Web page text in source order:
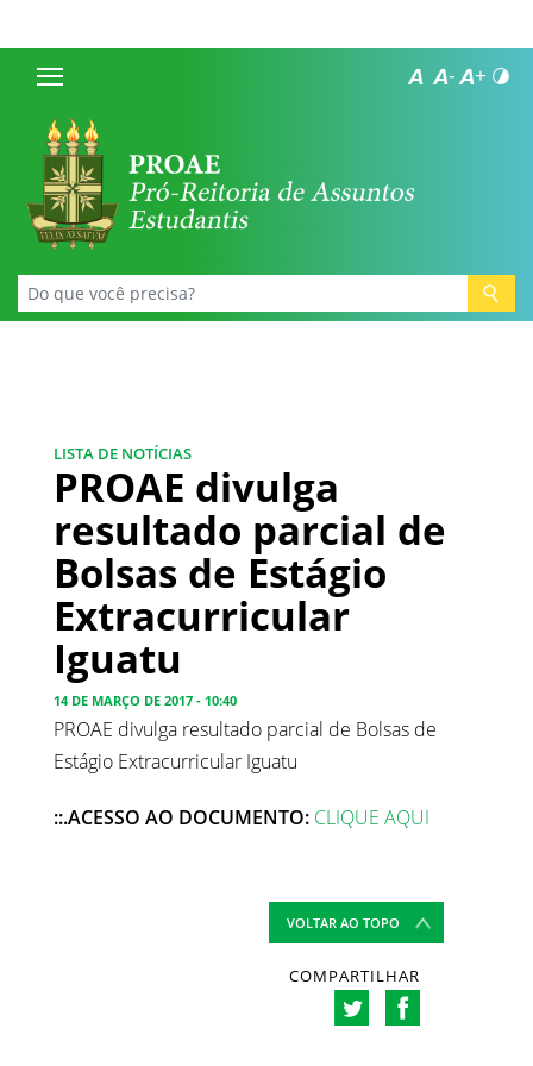
LISTA DE NOTÍCIAS
PROAE divulga
resultado parcial de
Bolsas de Estágio
Extracurricular
Iguatu
14 DE MARÇO DE 2017 - 10:40
PROAE divulga resultado parcial de Bolsas de
Estágio Extracurricular Iguatu
::.ACESSO AO DOCUMENTO: CLIQUE AQUI
VOLTAR AO TOPO
COMPARTILHAR